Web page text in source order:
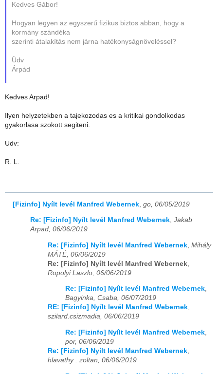
Kedves Gábor!
Hogyan legyen az egyszerű fizikus biztos abban, hogy a
kormány szándéka
szerinti átalakítás nem járna hatékonyságnöveléssel?
Üdv
Árpád
Kedves Arpad!
Ilyen helyzetekben a tajekozodas es a kritikai gondolkodas
gyakorlasa szokott segiteni.
Udv:
R. L.
[Fizinfo] Nyílt levél Manfred Webernek go, 06/05/2019
Re: [Fizinfo] Nyílt levél Manfred Webernek, Jakab
Arpad, 06/06/2019
Re: [Fizinfo] Nyílt levél Manfred Webernek Mihály
MÁTÉ, 06/06/2019
Re: [Fizinfo] Nyílt levél Manfred Webernek
Ropolyi Laszlo, 06/06/2019
Re: [Fizinfo] Nyílt levél Manfred Webernek,
Bagyinka, Csaba, 06/07/2019
RE: [Fizinfo] Nyílt levél Manfred Webernek,
szilard.csizmadia, 06/06/2019
Re: [Fizinfo] Nyílt levél Manfred Webernek
por, 06/06/2019
Re: [Fizinfo] Nyílt levél Manfred Webernek
hlavathy . zoltan, 06/06/2019